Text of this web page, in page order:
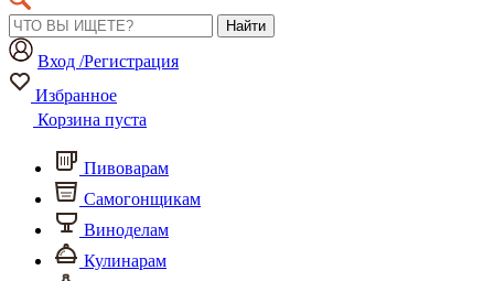
Найти
Вход /Регистрация
Избранное
Корзина пуста
Пивоварам
Самогонщикам
Виноделам
Кулинарам